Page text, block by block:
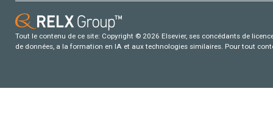
Tout le contenu de ce site: Copyright © 2026 Elsevier, ses concédants de
de données, a la formation en IA et aux technologies similaires. Pour tout